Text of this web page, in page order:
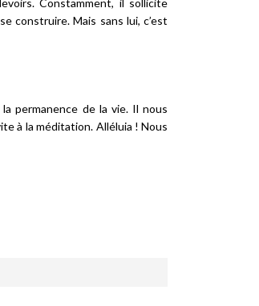
Constamment, il sollicite
construire. Mais sans lui, c’est
permanence de la vie. Il nous
à la méditation. Alléluia ! Nous